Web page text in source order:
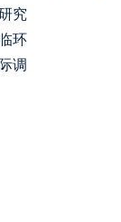
究
环
调